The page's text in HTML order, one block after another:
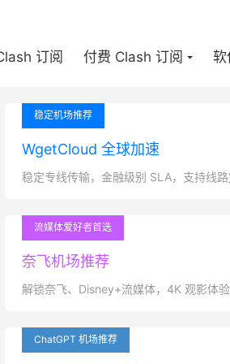
订阅 付费 Clash 订阅 软
稳定机场推荐
WgetCloud 全球加速
稳定专线传输，金融级别 SLA，支持线路
流媒体爱好者首选
奈飞机场推荐
解锁奈飞、Disney+流媒体，4K 观影体验
ChatGPT 机场推荐